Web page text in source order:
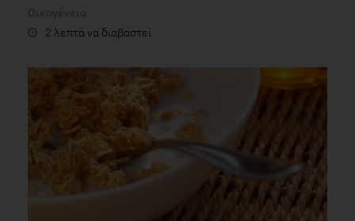
Οικογένεια
2 λεπτά να διαβαστεί